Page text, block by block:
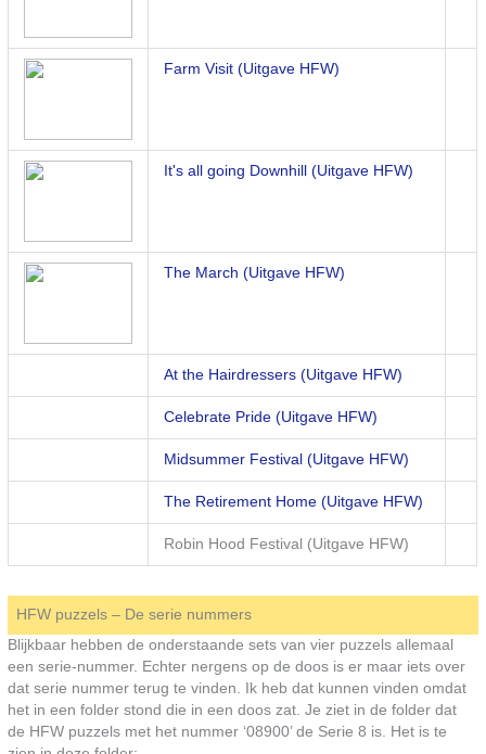
Farm Visit (Uitgave HFW)
It's all going Downhill (Uitgave HFW)
The March (Uitgave HFW)
At the Hairdressers (Uitgave HFW)
Celebrate Pride (Uitgave HFW)
Midsummer Festival (Uitgave HFW)
The Retirement Home (Uitgave HFW)
Robin Hood Festival (Uitgave HFW)
HFW puzzels – De serie nummers
Blijkbaar hebben de onderstaande sets van vier puzzels allemaal
een serie-nummer. Echter nergens op de doos is er maar iets over
dat serie nummer terug te vinden. Ik heb dat kunnen vinden omdat
het in een folder stond die in een doos zat. Je ziet in de folder dat
de HFW puzzels met het nummer ‘08900’ de Serie 8 is. Het is te